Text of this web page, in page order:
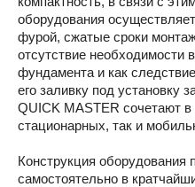
оборудования
фурой, сжатые сроки
отсутствие необходимости
фундамента и как
его заливку под установку
QUICK MASTER сочетают в
стационарных, так и
Конструкция оборудования
самостоятельно в